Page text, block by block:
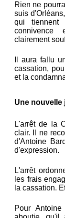
Rien ne
suis
qui
connivence
clairement
Il aura fallu
cassation,
et la
Une
L'arrêt de la
clair. Il ne
d'Antoine
d'expression.
L'arrêt
les frais
la cassation.
Pour